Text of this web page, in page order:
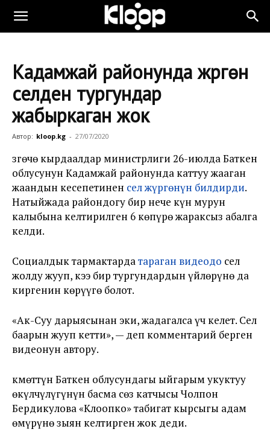
Кадамжай районунда жүргөн
селден тургундар
жабыркаган жок
Автор: kloop.kg - 27/07/2020
Өзгөчө кырдаалдар министрлиги 26-июлда Баткен
облусунун Кадамжай районунда каттуу жааган
жаандын кесепетинен сел жүргөнүн билдирди.
Натыйжада райондогу бир нече күн мурун
калыбына келтирилген 6 көпүрө жараксыз абалга
келди.
Социалдык тармактардатараган видеодо сел
жолду жууп, кээ бир тургундардын үйлөрүнө да
киргенин көрүүгө болот.
«Ак-Суу дарыясынан эки, жадагалса үч келет. Сел
баарын жууп кетти», — деп комментарий берген
видеонун автору.
Өкмөттүн Баткен облусундагы ыйгарым укуктуу
өкүлчүлүгүнүн басма сөз катчысы Чолпон
Бердикулова «Клоопко» табигат кырсыгы адам
өмүрүнө зыян келтирген жок деди.